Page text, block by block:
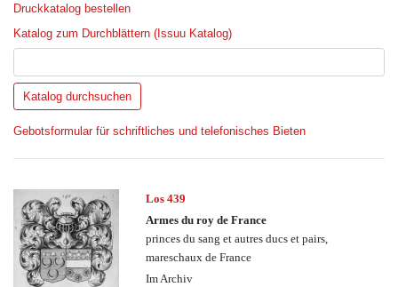
Druckkatalog bestellen
Katalog zum Durchblättern (Issuu Katalog)
Gebotsformular für schriftliches und telefonisches Bieten
Los 439
Armes du roy de France
princes du sang et autres ducs et pairs,
mareschaux de France
Im Archiv